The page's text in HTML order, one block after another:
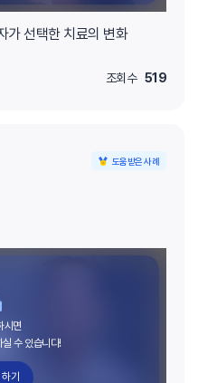
가 선택한 치료의 변화
조회수 519
도움받은 사례
시면
실 수 있습니다!
기